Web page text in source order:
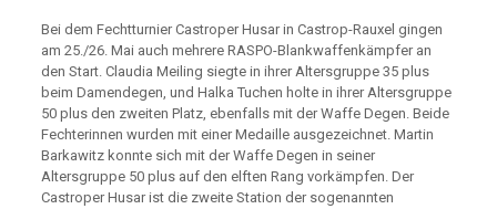
Bei dem Fechtturnier Castroper Husar in Castrop-Rauxel gingen
am 25./26. Mai auch mehrere RASPO-Blankwaffenkämpfer an
den Start. Claudia Meiling siegte in ihrer Altersgruppe 35 plus
beim Damendegen, und Halka Tuchen holte in ihrer Altersgruppe
50 plus den zweiten Platz, ebenfalls mit der Waffe Degen. Beide
Fechterinnen wurden mit einer Medaille ausgezeichnet. Martin
Barkawitz konnte sich mit der Waffe Degen in seiner
Altersgruppe 50 plus auf den elften Rang vorkämpfen. Der
Castroper Husar ist die zweite Station der sogenannten